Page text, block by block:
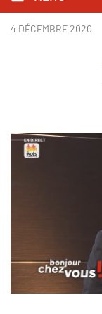
4 DÉCEMBRE 2020